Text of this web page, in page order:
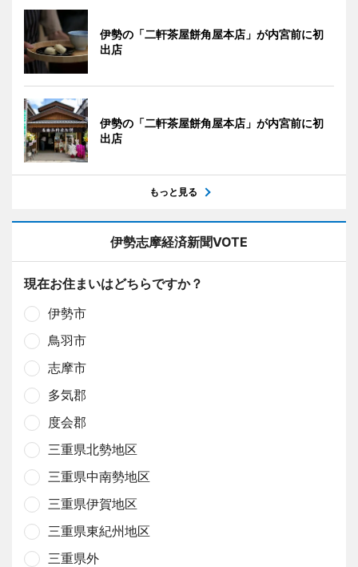
伊勢の「二軒茶屋餅角屋本店」が内宮前に初
出店
伊勢の「二軒茶屋餅角屋本店」が内宮前に初
出店
もっと見る
伊勢志摩経済新聞VOTE
現在お住まいはどちらですか？
伊勢市
鳥羽市
志摩市
多気郡
度会郡
三重県北勢地区
三重県中南勢地区
三重県伊賀地区
三重県東紀州地区
三重県外